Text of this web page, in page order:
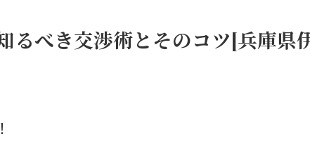
るべき交渉術とそのコツ[兵庫県